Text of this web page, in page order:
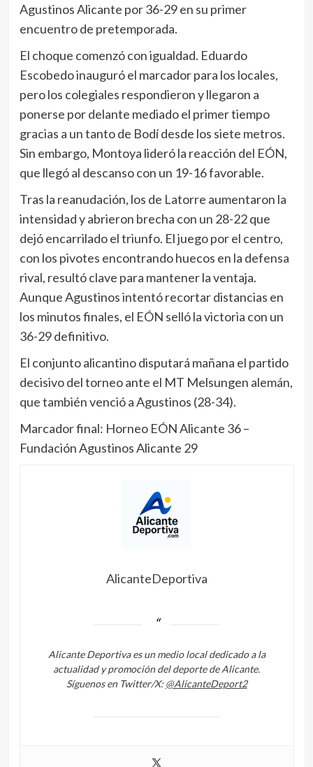
Agustinos Alicante por 36-29 en su primer
encuentro de pretemporada.
El choque comenzó con igualdad. Eduardo
Escobedo inauguró el marcador para los locales,
pero los colegiales respondieron y llegaron a
ponerse por delante mediado el primer tiempo
gracias a un tanto de Bodí desde los siete metros.
Sin embargo, Montoya lideró la reacción del EÓN,
que llegó al descanso con un 19-16 favorable.
Tras la reanudación, los de Latorre aumentaron la
intensidad y abrieron brecha con un 28-22 que
dejó encarrilado el triunfo. El juego por el centro,
con los pivotes encontrando huecos en la defensa
rival, resultó clave para mantener la ventaja.
Aunque Agustinos intentó recortar distancias en
los minutos finales, el EÓN selló la victoria con un
36-29 definitivo.
El conjunto alicantino disputará mañana el partido
decisivo del torneo ante el MT Melsungen alemán,
que también venció a Agustinos (28-34).
Marcador final: Horneo EÓN Alicante 36 –
Fundación Agustinos Alicante 29
AlicanteDeportiva
Alicante Deportiva es un medio local dedicado a la
actualidad y promoción del deporte de Alicante.
Síguenos en Twitter/X: @AlicanteDeport2